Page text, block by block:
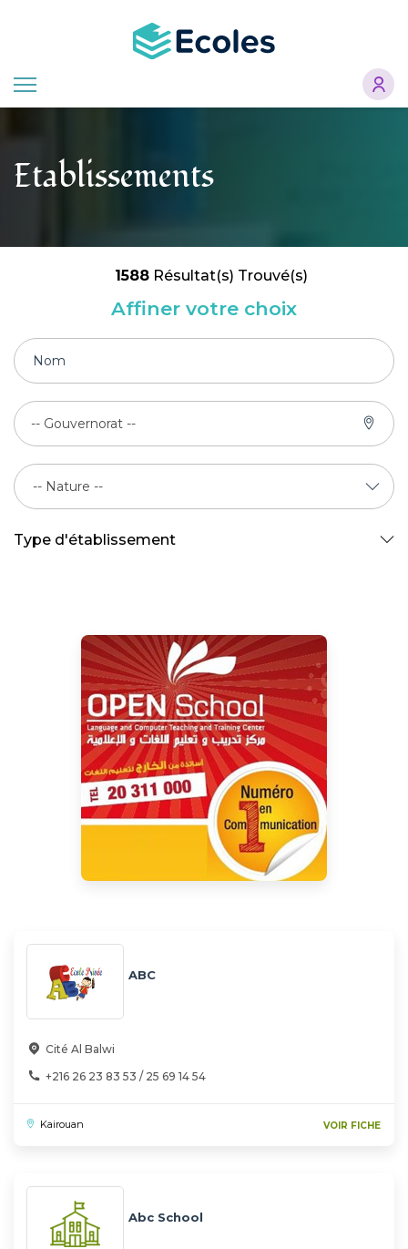
principal
Etablissements
1588 Résultat(s) Trouvé(s)
Affiner votre choix
-- Gouvernorat --
Type d'établissement
ABC
Cité Al Balwi
+216 26 23 83 53 / 25 69 14 54
Kairouan VOIR FICHE
Abc School